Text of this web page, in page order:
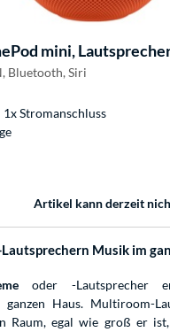
mini,
Bluetooth, Siri
1x Stromanschluss
Artikel kann derzeit
Musik im
oder -Lautsprecher
ganzen Haus. Multiroom-
Raum, egal wie groß er